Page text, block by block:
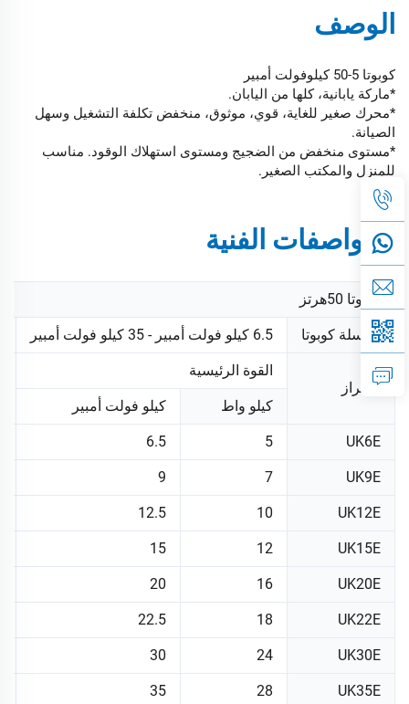
الوصف
كوبوتا 5-50 كيلوفولت أمبير
*ماركة يابانية، كلها من اليابان.
*محرك صغير للغاية، قوي، موثوق، منخفض تكلفة التشغيل وسهل
الصيانة.
*مستوى منخفض من الضجيج ومستوى استهلاك الوقود. مناسب
للمنزل والمكتب الصغير.
المواصفات الفنية
كوبوتا 50هرتز
سلسلة كوبوتا 6.5 كيلو فولت أمبير - 35 كيلو فولت أمبير
الطراز
القوة الرئيسية
كيلو واط
كيلو فولت أمبير
UK6E
5
6.5
UK9E
7
9
UK12E
10
12.5
UK15E
12
15
UK20E
16
20
UK22E
18
22.5
UK30E
24
30
UK35E
28
35